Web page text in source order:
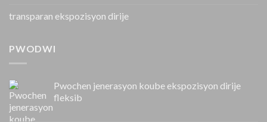
transparan ekspozisyon dirije
PWODWI
Pwochen jenerasyon koube ekspozisyon dirije
fleksib